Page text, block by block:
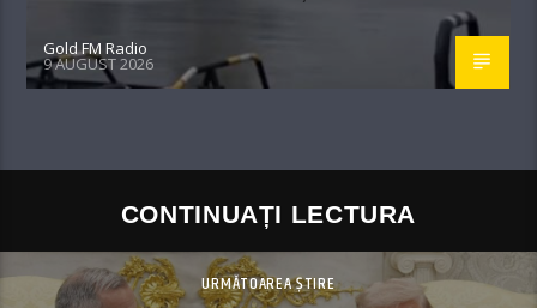
Gold FM Radio
9 AUGUST 2026
CONTINUAȚI LECTURA
URMĂTOAREA ȘTIRE